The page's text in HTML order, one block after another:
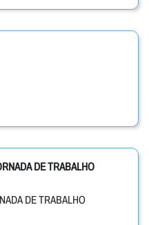
DE TRABALHO
DE TRABALHO